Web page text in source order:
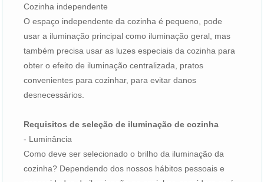
Cozinha independente
O espaço independente da cozinha é pequeno, pode
usar a iluminação principal como iluminação geral, mas
também precisa usar as luzes especiais da cozinha para
obter o efeito de iluminação centralizada, pratos
convenientes para cozinhar, para evitar danos
desnecessários.
Requisitos de seleção de iluminação de cozinha
- Luminância
Como deve ser selecionado o brilho da iluminação da
cozinha? Dependendo dos nossos hábitos pessoais e